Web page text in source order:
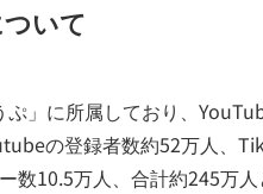
いて
ぷ」に所属しており、
の登録者数約52万人、
数10.5万人、合計約245万